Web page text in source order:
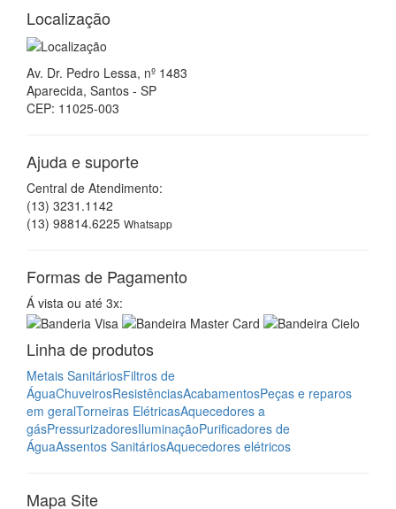
Localização
Av. Dr. Pedro Lessa, nº 1483
Aparecida, Santos - SP
CEP: 11025-003
Ajuda e suporte
Central de Atendimento:
(13) 3231.1142
(13) 98814.6225 Whatsapp
Formas de Pagamento
Á vista ou até 3x:
Linha de produtos
Metais SanitáriosFiltros de
ÁguaChuveirosResistênciasAcabamentosPeças e reparos
em geralTorneiras ElétricasAquecedores a
gásPressurizadoresIluminaçãoPurificadores de
ÁguaAssentos SanitáriosAquecedores elétricos
Mapa Site